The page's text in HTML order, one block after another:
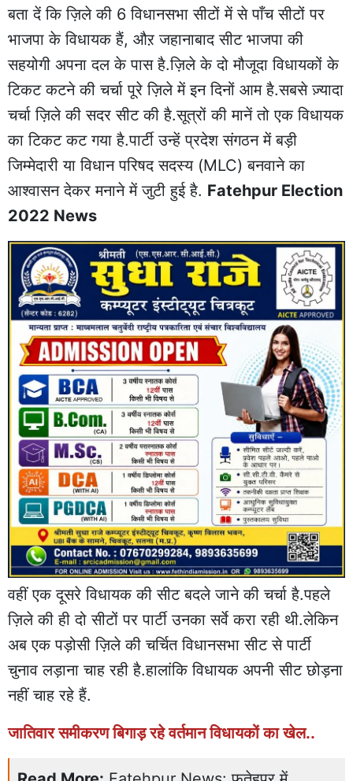
बता दें कि ज़िले की 6 विधानसभा सीटों में से पाँच सीटों पर
भाजपा के विधायक हैं, औऱ जहानाबाद सीट भाजपा की
सहयोगी अपना दल के पास है.ज़िले के दो मौजूदा विधायकों के
टिकट कटने की चर्चा पूरे ज़िले में इन दिनों आम है.सबसे ज़्यादा
चर्चा ज़िले की सदर सीट की है.सूत्रों की मानें तो एक विधायक
का टिकट कट गया है.पार्टी उन्हें प्रदेश संगठन में बड़ी
जिम्मेदारी या विधान परिषद सदस्य (MLC) बनवाने का
आश्वासन देकर मनाने में जुटी हुई है. Fatehpur Election
2022 News
वहीं एक दूसरे विधायक की सीट बदले जाने की चर्चा है.पहले
ज़िले की ही दो सीटों पर पार्टी उनका सर्वे करा रही थी.लेकिन
अब एक पड़ोसी ज़िले की चर्चित विधानसभा सीट से पार्टी
चुनाव लड़ाना चाह रही है.हालांकि विधायक अपनी सीट छोड़ना
नहीं चाह रहे हैं.
जातिवार समीकरण बिगाड़ रहे वर्तमान विधायकों का खेल..